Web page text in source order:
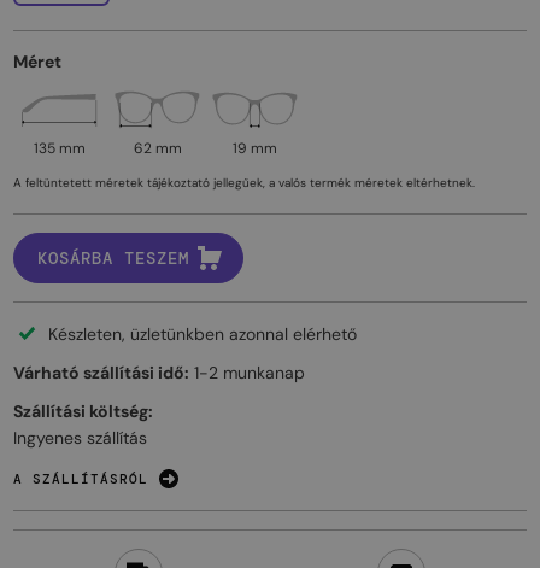
Méret
135 mm 62 mm 19 mm
A feltüntetett méretek tájékoztató jellegűek, a valós termék méretek eltérhetnek.
KOSÁRBA TESZEM
Készleten, üzletünkben azonnal elérhető
Várható szállítási idő: 1-2 munkanap
Szállítási költség:
Ingyenes szállítás
A SZÁLLÍTÁSRÓL